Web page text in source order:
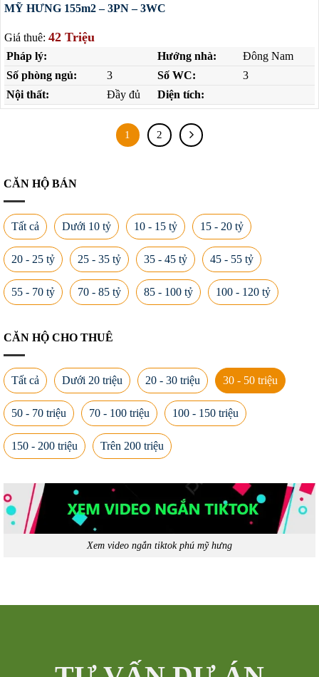
MỸ HƯNG 155m2 – 3PN – 3WC
Giá thuê: 42 Triệu
Pháp lý: Hướng nhà:
Đông Nam
Số phòng ngủ:
3 Số WC:
3
Nội thất:
Đầy đủ Diện tích:
1 2
CĂN HỘ BÁN
Tất cả Dưới 10 tỷ 10 - 15 tỷ 15 - 20 tỷ
20 - 25 tỷ 25 - 35 tỷ 35 - 45 tỷ 45 - 55 tỷ
55 - 70 tỷ 70 - 85 tỷ 85 - 100 tỷ 100 - 120 tỷ
CĂN HỘ CHO THUÊ
Tất cả Dưới 20 triệu 20 - 30 triệu 30 - 50 triệu
50 - 70 triệu 70 - 100 triệu 100 - 150 triệu
150 - 200 triệu Trên 200 triệu
Xem video ngắn tiktok phú mỹ hưng